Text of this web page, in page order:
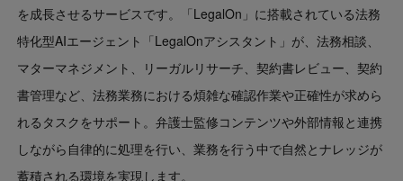
を成長させるサービスです。「LegalOn」に搭載されている法務
特化型AIエージェント「LegalOnアシスタント」が、法務相談、
マターマネジメント、リーガルリサーチ、契約書レビュー、契約
書管理など、法務業務における煩雑な確認作業や正確性が求めら
れるタスクをサポート。弁護士監修コンテンツや外部情報と連携
しながら自律的に処理を行い、業務を行う中で自然とナレッジが
蓄積される環境を実現します。